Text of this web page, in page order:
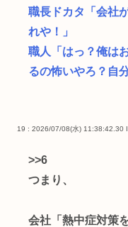
職長ドカタ「会社
れや！」
職人「はっ？俺は
るの怖いやろ？自
19 : 2026/07/08(水) 11:38:42.30
>>6
つまり、
会社「熱中症対策